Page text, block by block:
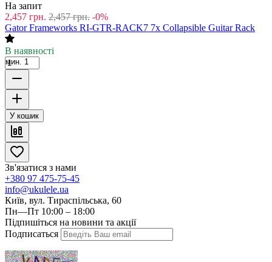
На запит
2,457 грн. 2,457 грн. -0%
Gator Frameworks RI-GTR-RACK7 7x Collapsible Guitar Rack
В наявності
мин. 1
У кошик
Зв'язатися з нами
+380 97 475-75-45
info@ukulele.ua
Київ, вул. Тираспільська, 60
Пн—Пт 10:00 – 18:00
Підпишіться на новини та акції
Подписаться